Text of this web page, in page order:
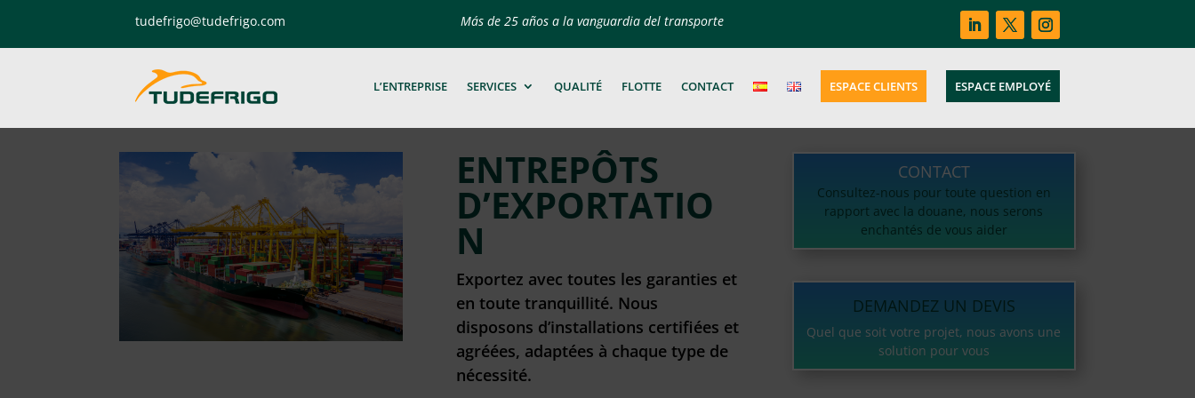
tudefrigo@tudefrigo.com Más de 25 años a la vanguardia del transporte
L’ENTREPRISE SERVICES QUALITÉ FLOTTE CONTACT ESPACE CLIENTS ESPACE EMPLOYÉ
ENTREPÔTS
D’EXPORTATIO
N
Exportez avec toutes les garanties et
en toute tranquillité. Nous
disposons d’installations certifiées et
agréées, adaptées à chaque type de
nécessité.
CONTACT
Consultez-nous pour toute question en
rapport avec la douane, nous serons
enchantés de vous aider
DEMANDEZ UN DEVIS
Quel que soit votre projet, nous avons une
solution pour vous